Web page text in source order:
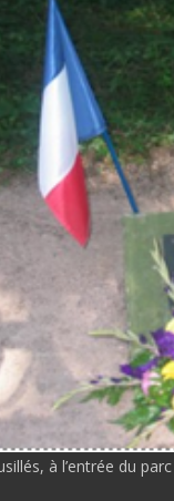
à l’entrée du parc